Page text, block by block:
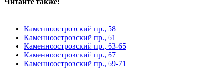
Каменноостровский пр., 58
Каменноостровский пр., 61
Каменноостровский пр., 63-65
Каменноостровский пр., 67
Каменноостровский пр., 69-71